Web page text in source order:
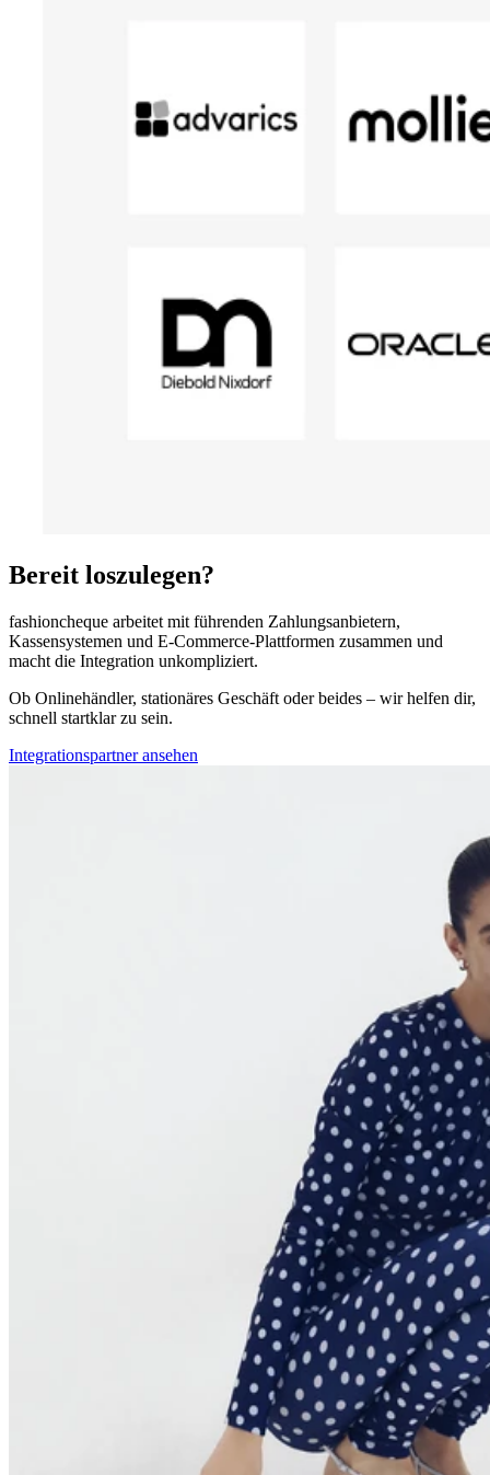
Bereit loszulegen?
fashioncheque arbeitet mit führenden Zahlungsanbietern,
Kassensystemen und E-Commerce-Plattformen zusammen und
macht die Integration unkompliziert.
Ob Onlinehändler, stationäres Geschäft oder beides – wir helfen dir,
schnell startklar zu sein.
Integrationspartner ansehen